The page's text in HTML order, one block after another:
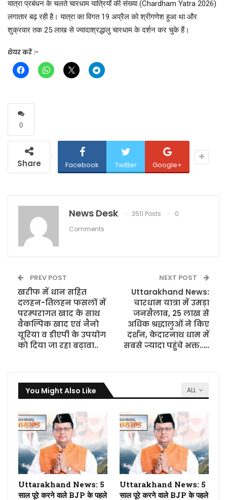
यात्रा प्रबंधन के चलते चारधाम यात्रियों की संख्या (Chardham Yatra 2026)
लगातार बढ़ रही है। यात्रा का विगत 19 अप्रैल को श्रीगणेश हुआ था और
शुक्रवार तक 25 लाख से ज्यादाश्रद्धालु चारधाम के दर्शन कर चुके हैं।
शेयर करें :-
0
Share Facebook Twitter Google+
News Desk 3511 Posts
0
Comments
PREV POST
खरीफ में धान सहित
दलहन-तिलहन फसलों में
परम्परागत खाद के साथ
वैकल्पिक खाद एवं नैनो
यूरिया व डीएपी के उपयोग
को दिया जा रहा बढ़ावा..
NEXT POST
Uttarakhand News:
चारधाम यात्रा में उमड़ा
जनसैलाब, 25 लाख से
अधिक श्रद्धालुओं ने किए
दर्शन, केदारनाथ धाम में
सबसे ज्यादा पहुंचे भक्त…..
ALL
You Might Also Like
Uttarakhand News: 5
साल पूरे करने वाले BJP के पहले
Uttarakhand News: 5
साल पूरे करने वाले BJP के पहले